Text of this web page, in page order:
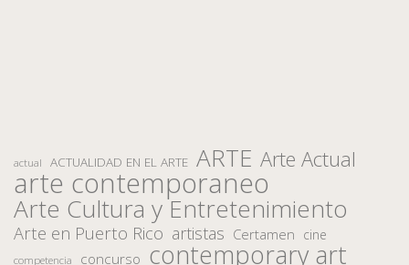
actual ACTUALIDAD EN EL ARTE ARTE Arte Actual
arte contemporaneo
Arte Cultura y Entretenimiento
Arte en Puerto Rico artistas Certamen cine
competencia concurso contemporary art